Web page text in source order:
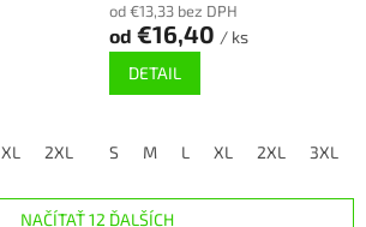
XL 2XL
od €13,33 bez DPH
od €16,40 / ks
DETAIL
S M L XL 2XL 3XL
NAČÍTAŤ 12 ĎALŠÍCH